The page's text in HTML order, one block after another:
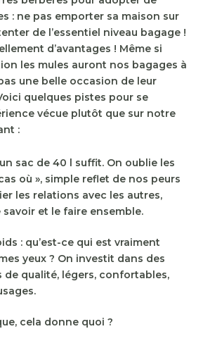
: ne pas emporter sa maison sur
de l’essentiel niveau bagage !
d’avantages ! Même si
les mules auront nos bagages à
une belle occasion de leur
quelques pistes pour se
vécue plutôt que sur notre
:
sac de 40 l suffit. On oublie les
où », simple reflet de nos peurs
les relations avec les autres,
savoir et le faire ensemble.
: qu’est-ce qui est vraiment
yeux ? On investit dans des
de qualité, légers, confortables,
cela donne quoi ?